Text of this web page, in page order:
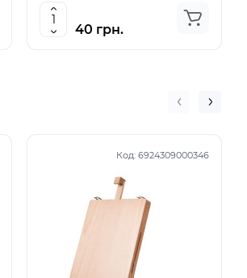
40 грн.
Код: 6924309000346